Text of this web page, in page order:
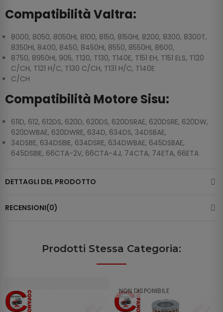
Compatibilità Valtra:
8000, 8050, 8050HI, 8100, 8150, 8150HI, 8200, 8300, 8300T,
8350HI, 8400, 8450, 8450HI, 8550, 8550HI, 8600,
8750, 8950HI, 905, T120, T130, T140E, T151 EH, T151 ELS, T120
C/CH, T121 H/C, T130 C/CH, T131 H/C, T140E
C/CH
Compatibilità Motore Sisu:
611D, 612, 612DS, 620D, 620DS, 620DSRAE, 620DSRE, 620DW,
620DWBAE, 620DWRE, 634D, 634DS, 34DSBAE,
34DSBE, 634DSBIE, 634DSRE, 634DWBAE, 645DSBAE,
645DSBIE, 66CTA-2V, 66CTA-4J, 74CTA, 74ETA, 66ETA
DETTAGLI DEL PRODOTTO
RECENSIONI(0)
Prodotti Stessa Categoria:
NON DISPONIBILE